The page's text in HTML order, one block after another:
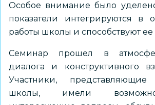
Особое внимание было
показатели интегрируются в
работы школы и способствуют
Семинар прошел в
диалога и конструктивного
Участники, представляющие
школы, имели